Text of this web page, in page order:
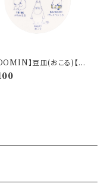
】豆皿(おこる)【M
】MM14003-333